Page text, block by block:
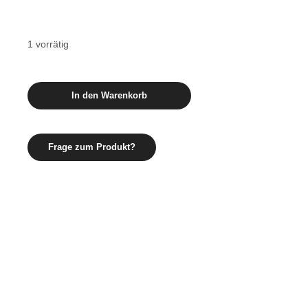
1 vorrätig
A.D.
WALTHER
P22
X-
ray
Holster
In den Warenkorb